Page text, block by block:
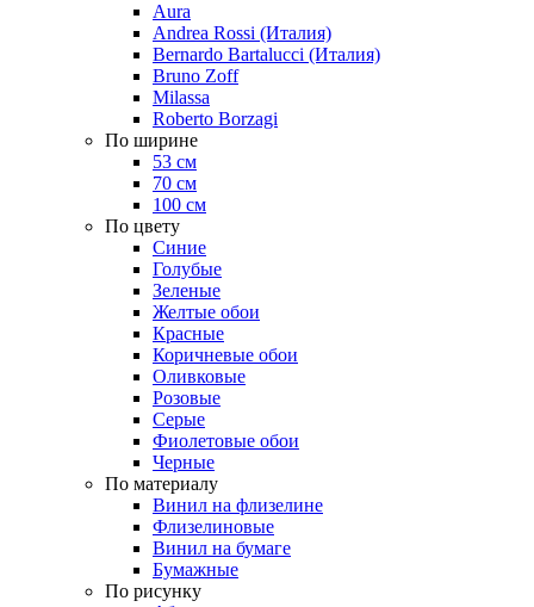
Aura
Andrea Rossi (Италия)
Bernardo Bartalucci (Италия)
Bruno Zoff
Milassa
Roberto Borzagi
По ширине
53 см
70 см
100 см
По цвету
Синие
Голубые
Зеленые
Желтые обои
Красные
Коричневые обои
Оливковые
Розовые
Серые
Фиолетовые обои
Черные
По материалу
Винил на флизелине
Флизелиновые
Винил на бумаге
Бумажные
По рисунку